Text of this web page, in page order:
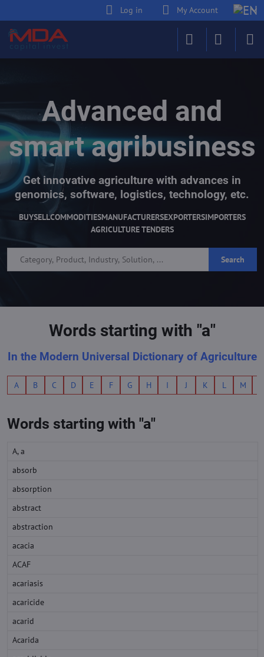
Log in My Account
Advanced and
smart agribusiness
Get innovative agriculture with advances in
genomics, software, logistics, technology, etc.
BUYSELLCOMMODITIESMANUFACTURERSEXPORTERSIMPORTERS
AGRICULTURE TENDERS
Search
Words starting with "a"
In the Modern Universal Dictionary of Agriculture
A B C D E F G H I J K L M
Words starting with "a"
A, a
absorb
absorption
abstract
abstraction
acacia
ACAF
acariasis
acaricide
acarid
Acarida